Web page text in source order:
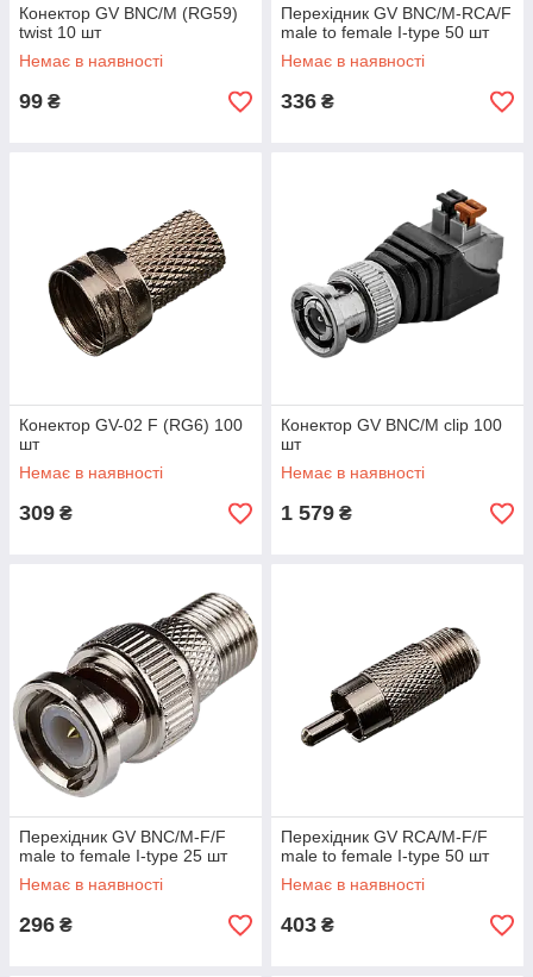
Конектор GV BNC/M (RG59)
twist 10 шт
Немає в наявності
99 ₴
Перехідник GV BNC/M-RCA/F
male to female I-type 50 шт
Немає в наявності
336 ₴
Конектор GV-02 F (RG6) 100
шт
Немає в наявності
309 ₴
Конектор GV BNC/M clip 100
шт
Немає в наявності
1 579 ₴
Перехідник GV BNC/M-F/F
male to female I-type 25 шт
Немає в наявності
296 ₴
Перехідник GV RCA/M-F/F
male to female I-type 50 шт
Немає в наявності
403 ₴